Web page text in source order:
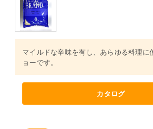
マイルドな辛味を有し、あらゆる料理に
ョーです。
カタログ